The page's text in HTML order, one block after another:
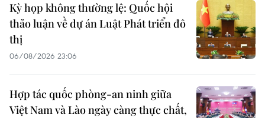
Kỳ họp không thường lệ: Quốc hội
thảo luận về dự án Luật Phát triển đô
thị
06/08/2026 23:06
Hợp tác quốc phòng-an ninh giữa
Việt Nam và Lào ngày càng thực chất,